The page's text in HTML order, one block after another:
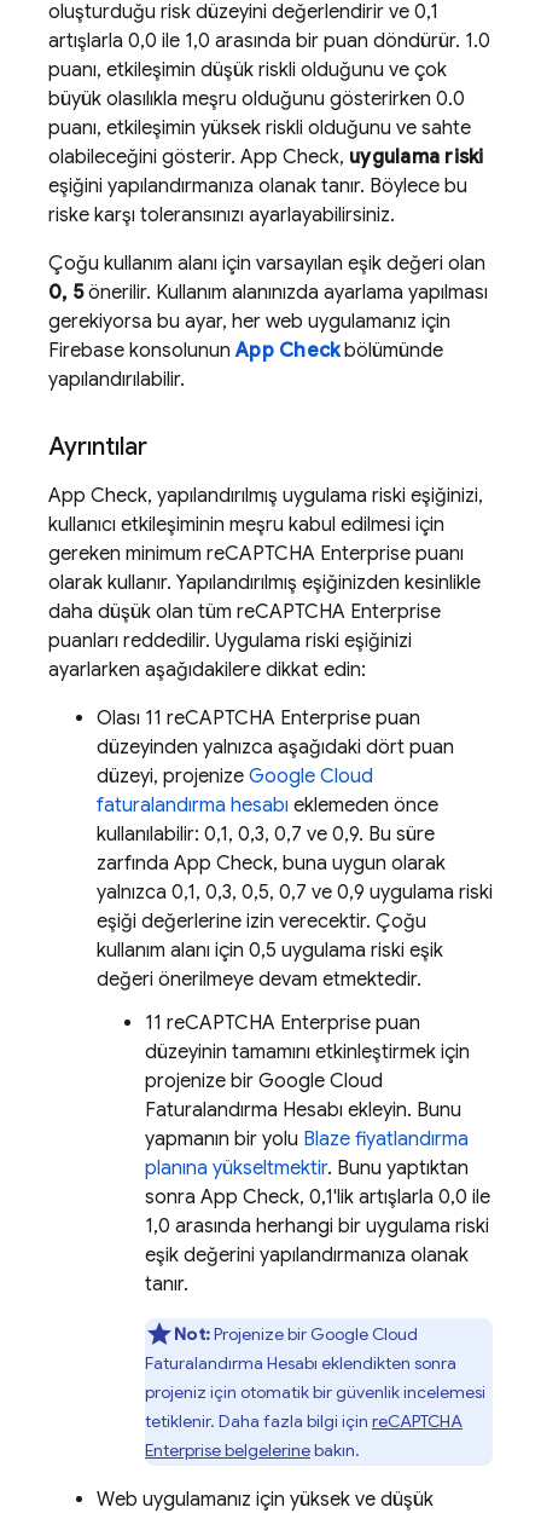
oluşturduğu risk düzeyini değerlendirir ve 0,1
artışlarla 0,0 ile 1,0 arasında bir puan döndürür. 1.0
puanı, etkileşimin düşük riskli olduğunu ve çok
büyük olasılıkla meşru olduğunu gösterirken 0.0
puanı, etkileşimin yüksek riskli olduğunu ve sahte
olabileceğini gösterir. App Check, uygulama riski
eşiğini yapılandırmanıza olanak tanır. Böylece bu
riske karşı toleransınızı ayarlayabilirsiniz.
Çoğu kullanım alanı için varsayılan eşik değeri olan
0, 5önerilir. Kullanım alanınızda ayarlama yapılması
gerekiyorsa bu ayar, her web uygulamanız için
Firebase konsolununApp Checkbölümünde
yapılandırılabilir.
Ayrıntılar
App Check, yapılandırılmış uygulama riski eşiğinizi,
kullanıcı etkileşiminin meşru kabul edilmesi için
gereken minimum reCAPTCHA Enterprise puanı
olarak kullanır. Yapılandırılmış eşiğinizden kesinlikle
daha düşük olan tüm reCAPTCHA Enterprise
puanları reddedilir. Uygulama riski eşiğinizi
ayarlarken aşağıdakilere dikkat edin:
Olası 11 reCAPTCHA Enterprise puan
düzeyinden yalnızca aşağıdaki dört puan
düzeyi, projenize Google Cloud
faturalandırma hesabı eklemeden önce
kullanılabilir: 0,1, 0,3, 0,7 ve 0,9. Bu süre
zarfında App Check, buna uygun olarak
yalnızca 0,1, 0,3, 0,5, 0,7 ve 0,9 uygulama riski
eşiği değerlerine izin verecektir. Çoğu
kullanım alanı için 0,5 uygulama riski eşik
değeri önerilmeye devam etmektedir.
11 reCAPTCHA Enterprise puan
düzeyinin tamamını etkinleştirmek için
projenize bir Google Cloud
Faturalandırma Hesabı ekleyin. Bunu
yapmanın bir yolu Blaze fiyatlandırma
planına yükseltmektir. Bunu yaptıktan
sonra App Check, 0,1'lik artışlarla 0,0 ile
1,0 arasında herhangi bir uygulama riski
eşik değerini yapılandırmanıza olanak
tanır.
Not:Projenize bir Google Cloud
Faturalandırma Hesabı eklendikten sonra
projeniz için otomatik bir güvenlik incelemesi
tetiklenir. Daha fazla bilgi için reCAPTCHA
Enterprise belgelerinebakın.
Web uygulamanız için yüksek ve düşük